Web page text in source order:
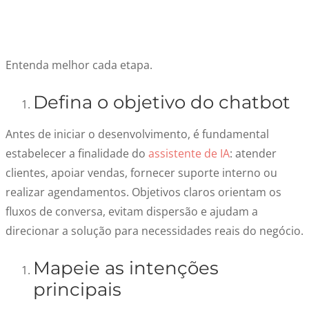
Entenda melhor cada etapa.
Defina o objetivo do chatbot
Antes de iniciar o desenvolvimento, é fundamental
estabelecer a finalidade do assistente de IA: atender
clientes, apoiar vendas, fornecer suporte interno ou
realizar agendamentos. Objetivos claros orientam os
fluxos de conversa, evitam dispersão e ajudam a
direcionar a solução para necessidades reais do negócio.
Mapeie as intenções
principais